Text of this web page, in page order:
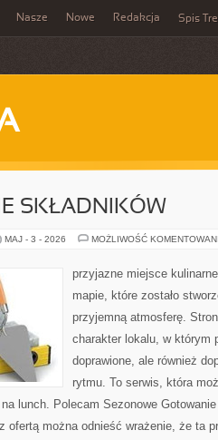
Nasze Nowe Redakcja Spis
SKŁADNIKÓW
MAJ - 3 - 2026 MOŻLIWOŚĆ
przyjazne miejsce
mapie, które zostało
przyjemną atmosferę.
charakter lokalu, w którym
doprawione, ale również
rytmu. To serwis, która
lunch. Polecam Sezonowe
ofertą można odnieść wrażenie, że ta